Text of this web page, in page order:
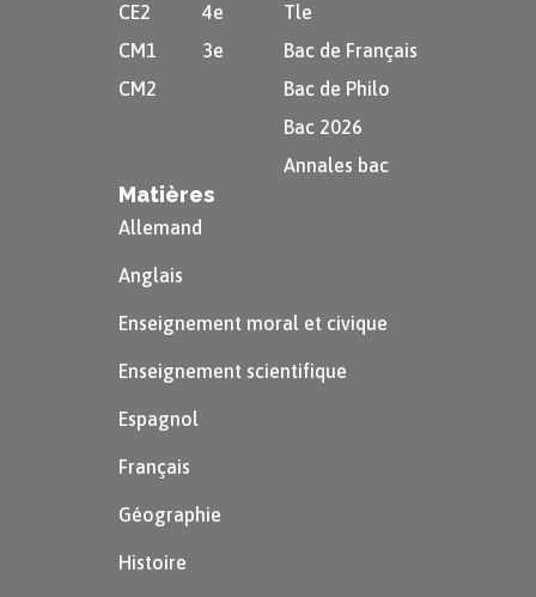
CE2
CM1
CM2
4e
3e
Tle
Bac de Français
Bac de Philo
Bac 2026
Annales bac
Matières
Allemand
Anglais
Enseignement moral et civique
Enseignement scientifique
Espagnol
Français
Géographie
Histoire